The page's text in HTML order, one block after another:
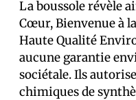
La boussole révèle
Cœur, Bienvenue à
Haute Qualité
aucune garantie
sociétale. Ils
chimiques de